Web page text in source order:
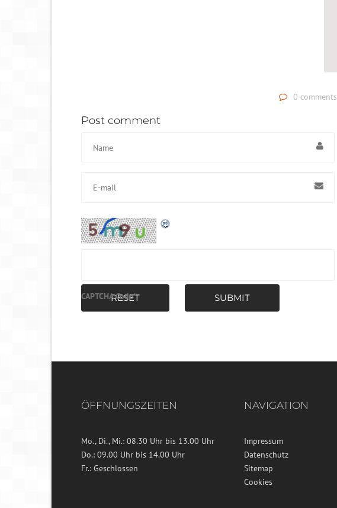
0 comments
Post comment
CAPTCHA Code*
RESET SUBMIT
ÖFFNUNGSZEITEN
Mo., Di., Mi.: 08.30 Uhr bis 13.00 Uhr
Do.: 09.00 Uhr bis 14.00 Uhr
Fr.: Geschlossen
NAVIGATION
Impressum
Datenschutz
Sitemap
Cookies